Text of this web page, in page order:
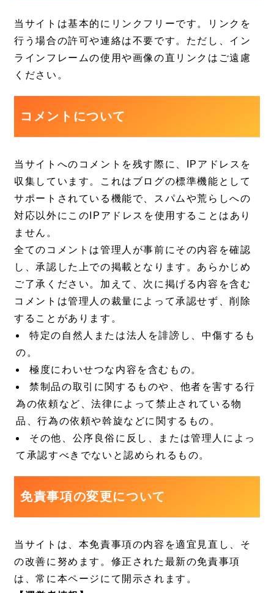
当サイトは基本的にリンクフリーです。リンクを
行う場合の許可や連絡は不要です。ただし、イン
ラインフレームの使用や画像の直リンクはご遠慮
ください。
コメントについて
当サイトへのコメントを残す際に、IPアドレスを
収集しています。これはブログの標準機能として
サポートされている機能で、スパムや荒らしへの
対応以外にこのIPアドレスを使用することはあり
ません。
全てのコメントは管理人が事前にその内容を確認
し、承認した上での掲載となります。あらかじめ
ご了承ください。加えて、次に掲げる内容を含む
コメントは管理人の裁量によって承認せず、削除
することがあります。
特定の自然人または法人を誹謗し、中傷するも
の。
極度にわいせつな内容を含むもの。
禁制品の取引に関するものや、他者を害する行
為の依頼など、法律によって禁止されている物
品、行為の依頼や斡旋などに関するもの。
その他、公序良俗に反し、または管理人によっ
て承認すべきでないと認められるもの。
免責事項の変更について
当サイトは、本免責事項の内容を適宜見直し、そ
の改善に努めます。修正された最新の免責事項
は、常に本ページにて開示されます。